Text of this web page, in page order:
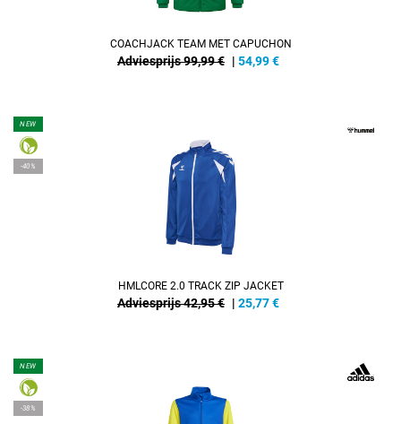
COACHJACK TEAM MET CAPUCHON
Adviesprijs 99,99 € | 54,99€
NEW
-40%
HMLCORE 2.0 TRACK ZIP JACKET
Adviesprijs 42,95 € | 25,77€
NEW
-38%